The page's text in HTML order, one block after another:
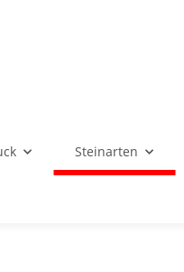
Steinarten